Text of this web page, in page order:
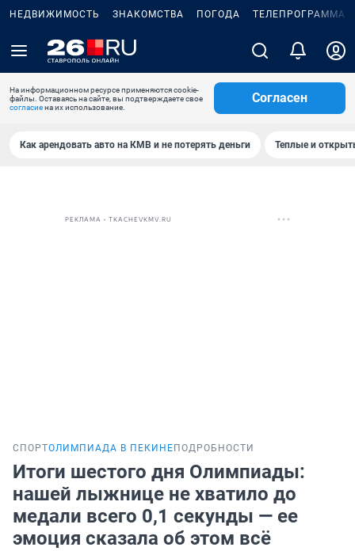
НЕДВИЖИМОСТЬ ЗНАКОМСТВА ПОГОДА ТЕЛЕПРОГРАММА
На информационном ресурсе применяются cookie-
файлы. Оставаясь на сайте, вы подтверждаете свое
согласиена их использование.
Согласен
Как арендовать авто на КМВ и не потерять деньги Теплые и
РЕКЛАМА • TKACHEVKMV.RU
СПОРТОЛИМПИАДА В ПЕКИНЕ ПОДРОБНОСТИ
Итоги шестого дня Олимпиады:
нашей лыжнице не хватило до
медали всего 0,1 секунды — ее
эмоция сказала об этом всё